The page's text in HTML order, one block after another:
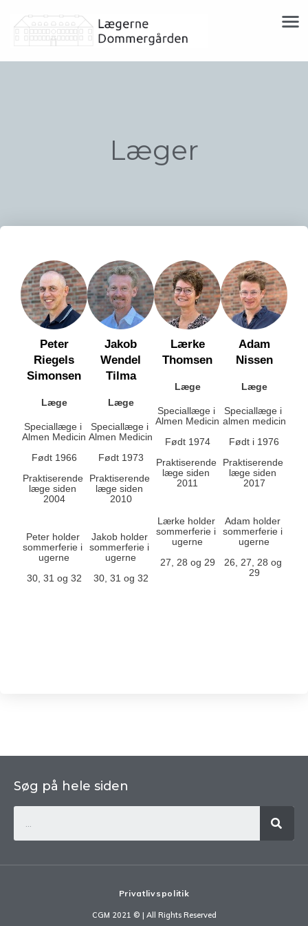
Læger
Peter
Riegels
Simonsen
Læge
Speciallæge i
Almen Medicin
Født 1966
Praktiserende
læge siden
2004
Peter holder
sommerferie i
ugerne
30, 31 og 32
Jakob
Wendel
Tilma
Læge
Speciallæge i
Almen Medicin
Født 1973
Praktiserende
læge siden
2010
Jakob holder
sommerferie i
ugerne
30, 31 og 32
Lærke
Thomsen
Læge
Speciallæge i
Almen Medicin
Født 1974
Praktiserende
læge siden
2011
Lærke holder
sommerferie i
ugerne
27, 28 og 29
Adam
Nissen
Læge
Speciallæge i
almen medicin
Født i 1976
Praktiserende
læge siden
2017
Adam holder
sommerferie i
ugerne
26, 27, 28 og
29
Søg på hele siden
Privatlivspolitik
CGM 2021 ©​ | All Rights Reserved